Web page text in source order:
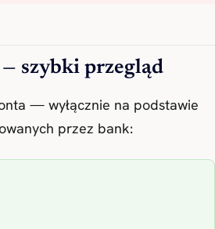
szybki przegląd
— wyłącznie na podstawie
przez bank: